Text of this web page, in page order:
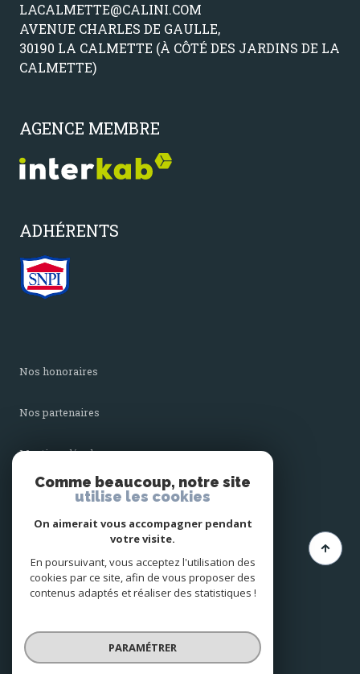
LACALMETTE@CALINI.COM
AVENUE CHARLES DE GAULLE,
30190 LA CALMETTE (À CÔTÉ DES JARDINS DE LA
CALMETTE)
AGENCE MEMBRE
ADHÉRENTS
nos honoraires
nos partenaires
mentions légales
cookies
© 2026 | Tous droits réservés
Comme beaucoup, notre site
utilise les cookies
On aimerait vous accompagner pendant
votre visite.
En poursuivant, vous acceptez l'utilisation des
cookies par ce site, afin de vous proposer des
contenus adaptés et réaliser des statistiques !
PARAMÉTRER